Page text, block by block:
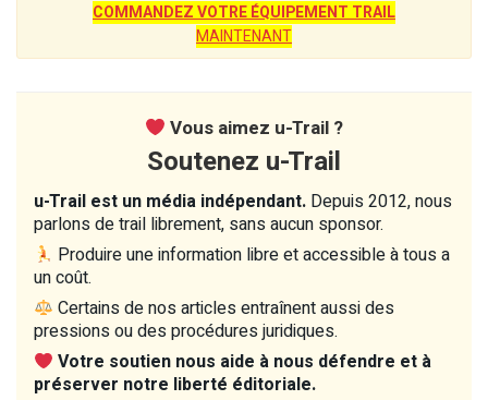
COMMANDEZ VOTRE ÉQUIPEMENT TRAIL
MAINTENANT
Vous aimez u-Trail ?
Soutenez u-Trail
u-Trail est un média indépendant. Depuis 2012, nous
parlons de trail librement, sans aucun sponsor.
Produire une information libre et accessible à tous a
un coût.
Certains de nos articles entraînent aussi des
pressions ou des procédures juridiques.
Votre soutien nous aide à nous défendre et à
préserver notre liberté éditoriale.